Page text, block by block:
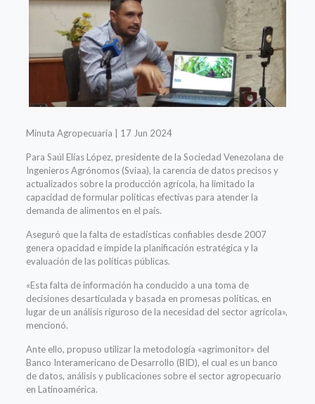
Minuta Agropecuaria | 17 Jun 2024
Para Saúl Elías López, presidente de la Sociedad Venezolana de
Ingenieros Agrónomos (Sviaa), la carencia de datos precisos y
actualizados sobre la producción agrícola, ha limitado la
capacidad de formular políticas efectivas para atender la
demanda de alimentos en el país.
Aseguró que la falta de estadísticas confiables desde 2007
genera opacidad e impide la planificación estratégica y la
evaluación de las políticas públicas.
«Esta falta de información ha conducido a una toma de
decisiones desarticulada y basada en promesas políticas, en
lugar de un análisis riguroso de la necesidad del sector agrícola»,
mencionó.
Ante ello, propuso utilizar la metodología «agrimonitor» del
Banco Interamericano de Desarrollo (BID), el cual es un banco
de datos, análisis y publicaciones sobre el sector agropecuario
en Latinoamérica.